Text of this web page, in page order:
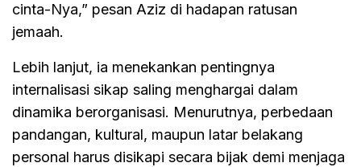
cinta-Nya,” pesan Aziz di hadapan ratusan
jemaah.
Lebih lanjut, ia menekankan pentingnya
internalisasi sikap saling menghargai dalam
dinamika berorganisasi. Menurutnya, perbedaan
pandangan, kultural, maupun latar belakang
personal harus disikapi secara bijak demi menjaga